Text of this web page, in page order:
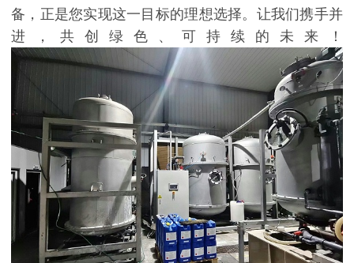
备，正是您实现这一目标的理想选择。让我们携手并
进，共创绿色、可持续的未来！